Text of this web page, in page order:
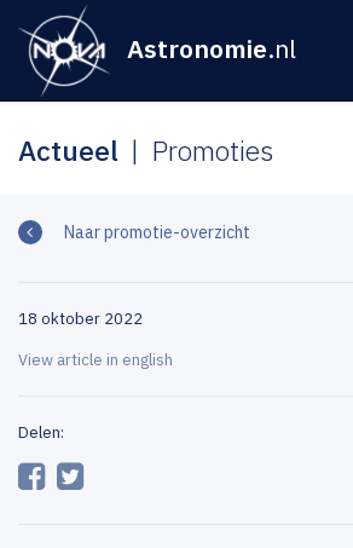
Astronomie.nl
Actueel Promoties
Naar promotie-overzicht
18 oktober 2022
View article in english
Delen: